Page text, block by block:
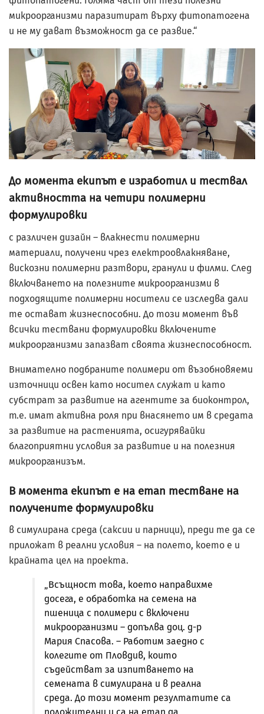
микроорганизми паразитират върху фитопатогена
и не му дават възможност да се развие.“
До момента екипът е изработил и тествал
активността на четири полимерни
формулировки
с различен дизайн – влакнести полимерни
материали, получени чрез електроовлакняване,
вискозни полимерни разтвори, гранули и филми. След
включването на полезните микроорганизми в
подходящите полимерни носители се изследва дали
те остават жизнеспособни. До този момент във
всички тествани формулировки включените
микроорганизми запазват своята жизнеспособност.
Внимателно подбраните полимери от възобновяеми
източници освен като носител служат и като
субстрат за развитие на агентите за биоконтрол,
т.е. имат активна роля при внасянето им в средата
за развитие на растенията, осигурявайки
благоприятни условия за развитие и на полезния
микроорганизъм.
В момента екипът е на етап тестване на
получените формулировки
в симулирана среда (саксии и парници), преди те да се
приложат в реални условия – на полето, което е и
крайната цел на проекта.
„Всъщност това, което направихме
досега, е обработка на семена на
пшеница с полимери с включени
микроорганизми – допълва доц. д-р
Мария Спасова. – Работим заедно с
колегите от Пловдив, които
съдействат за изпитването на
семената в симулирана и в реална
среда. До този момент резултатите са